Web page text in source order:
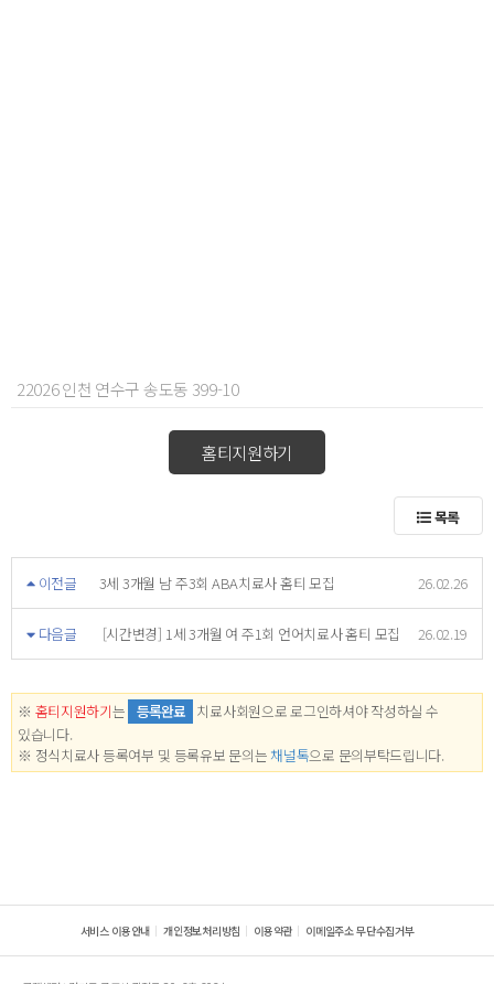
22026 인천 연수구 송도동 399-10
홈티지원하기
목록
이전글 3세 3개월 남 주3회 ABA치료사 홈티 모집 26.02.26
다음글 [시간변경] 1세 3개월 여 주1회 언어치료사 홈티 모집 26.02.19
※ 홈티지원하기는 등록완료 치료사회원으로 로그인하셔야 작성하실 수
있습니다.
※ 정식치료사 등록여부 및 등록유보 문의는 채널톡으로 문의부탁드립니다.
서비스 이용안내 개인정보처리방침 이용약관 이메일주소 무단수집거부